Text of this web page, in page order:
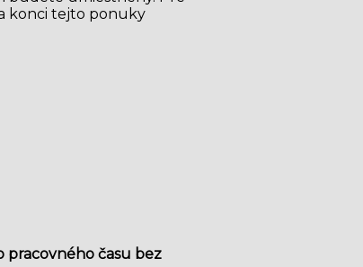
konci tejto ponuky
pracovného času bez